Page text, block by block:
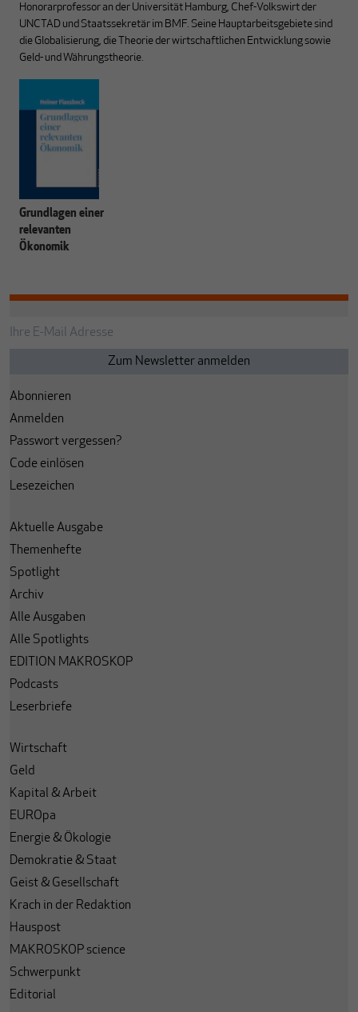
Honorarprofessor an der Universität Hamburg, Chef-Volkswirt der
UNCTAD und Staatssekretär im BMF. Seine Hauptarbeitsgebiete sind
die Globalisierung, die Theorie der wirtschaftlichen Entwicklung sowie
Geld- und Währungstheorie.
Grundlagen einer
relevanten
Ökonomik
Abonnieren
Anmelden
Passwort vergessen?
Code einlösen
Lesezeichen
Aktuelle Ausgabe
Themenhefte
Spotlight
Archiv
Alle Ausgaben
Alle Spotlights
EDITION MAKROSKOP
Podcasts
Leserbriefe
Wirtschaft
Geld
Kapital & Arbeit
EUROpa
Energie & Ökologie
Demokratie & Staat
Geist & Gesellschaft
Krach in der Redaktion
Hauspost
MAKROSKOP science
Schwerpunkt
Editorial